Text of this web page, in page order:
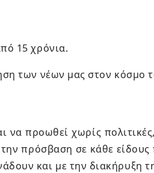
15 χρόνια.
των νέων μας στον κόσμο
να προωθεί χωρίς
πρόσβαση σε κάθε
και με την διακήρυξη